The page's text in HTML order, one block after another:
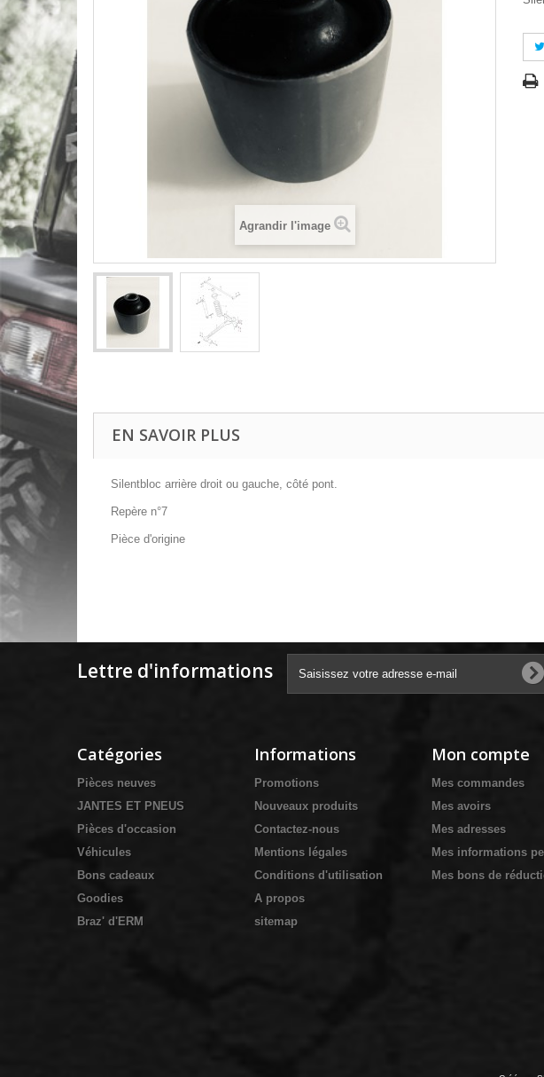
Agrandir l'image
EN SAVOIR PLUS
Silentbloc arrière droit ou gauche, côté pont.
Repère n°7
Pièce d'origine
Lettre d'informations
Catégories
Pièces neuves
JANTES ET PNEUS
Pièces d'occasion
Véhicules
Bons cadeaux
Goodies
Braz' d'ERM
Informations
Promotions
Nouveaux produits
Contactez-nous
Mentions légales
Conditions d'utilisation
A propos
sitemap
Mon compte
Mes commandes
Mes avoirs
Mes adresses
Mes informations
Mes bons de